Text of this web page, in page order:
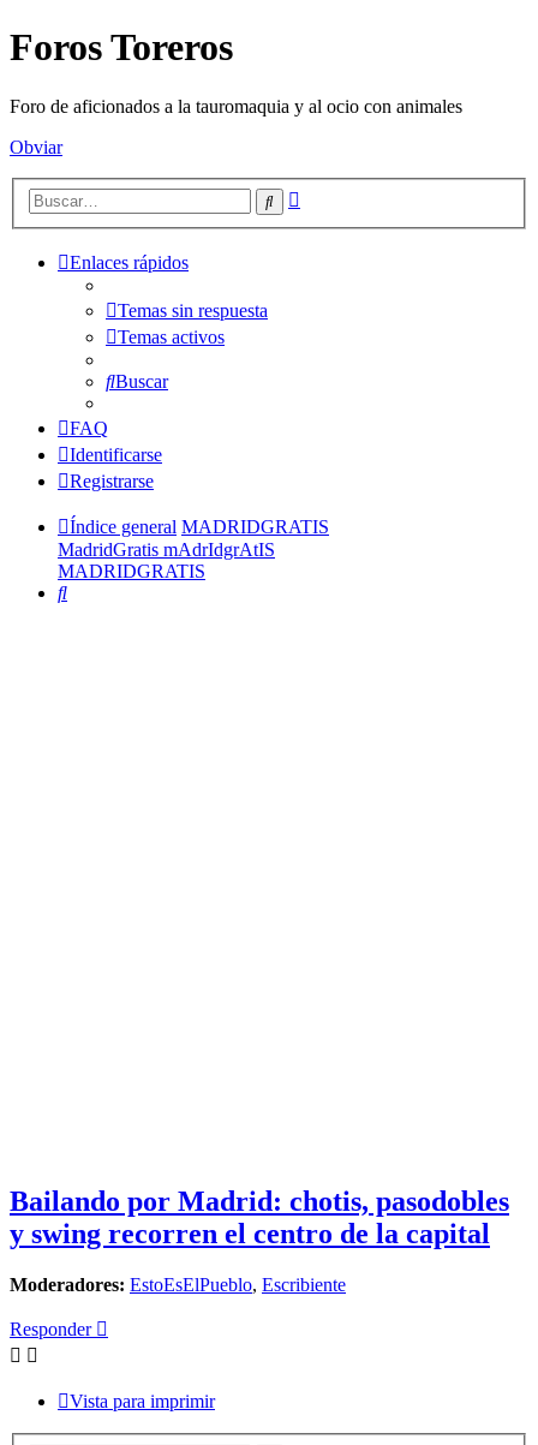
Foros Toreros
Foro de aficionados a la tauromaquia y al ocio con animales
Obviar
Buscar
Enlaces rápidos
Temas sin respuesta
Temas activos
Buscar
FAQ
Identificarse
Registrarse
Índice general MADRIDGRATIS
MadridGratis mAdrIdgrAtIS
MADRIDGRATIS
Buscar
Bailando por Madrid: chotis, pasodobles
y swing recorren el centro de la capital
Moderadores: EstoEsElPueblo, Escribiente
Responder
Vista para imprimir